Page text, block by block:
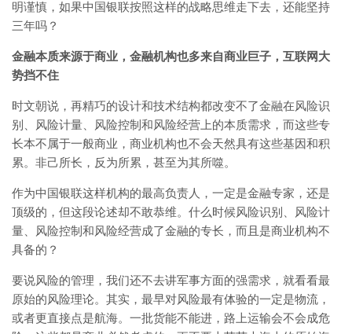
明谨慎，如果中国银联按照这样的战略思维走下去，还能坚持
三年吗？
金融本质来源于商业，金融机构也多来自商业巨子，互联网大
势挡不住
时文朝说，再精巧的设计和技术结构都改变不了金融在风险识
别、风险计量、风险控制和风险经营上的本质需求，而这些专
长本不属于一般商业，商业机构也不会天然具有这些基因和积
累。非己所长，反为所累，甚至为其所噬。
作为中国银联这样机构的最高负责人，一定是金融专家，还是
顶级的，但这段论述却不敢恭维。什么时候风险识别、风险计
量、风险控制和风险经营成了金融的专长，而且是商业机构不
具备的？
要说风险的管理，我们还不去讲军事方面的强需求，就看看最
原始的风险理论。其实，最早对风险最有体验的一定是物流，
或者更直接点是航海。一批货能不能进，路上运输会不会成危